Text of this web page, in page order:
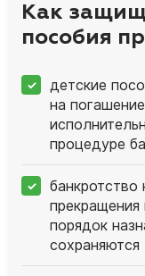
Как
пособия
детские
на
процедуре
банкротство
порядок
сохраняются